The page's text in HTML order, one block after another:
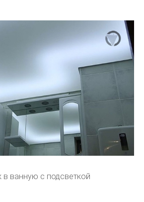
в ванную с подсветкой